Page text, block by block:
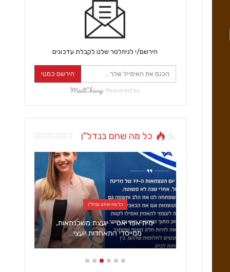
הירשם/י לניוזלטר שלנו לקבלת עדכונים
הירשם כמנוי
Powered by
כל מה שחם בנדל"ן
כל מה שחם בנדל"ן
ימית אפריאט – יועצת משכנתאות,
ממייסדי התאחדות יועצי…